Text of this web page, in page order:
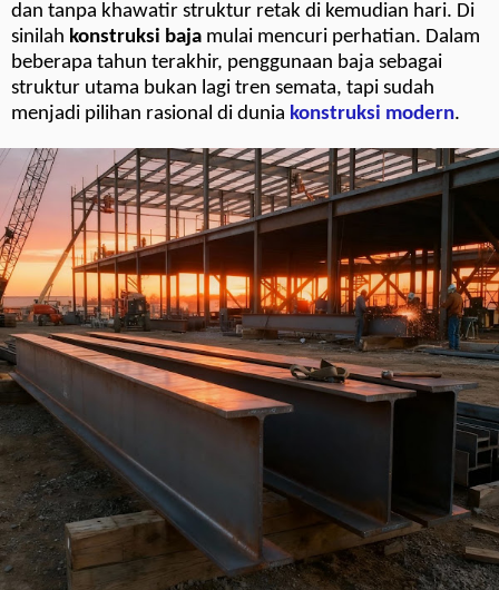
dan tanpa khawatir struktur retak di kemudian hari. Di
sinilah konstruksi baja mulai mencuri perhatian. Dalam
beberapa tahun terakhir, penggunaan baja sebagai
struktur utama bukan lagi tren semata, tapi sudah
menjadi pilihan rasional di dunia konstruksi modern.